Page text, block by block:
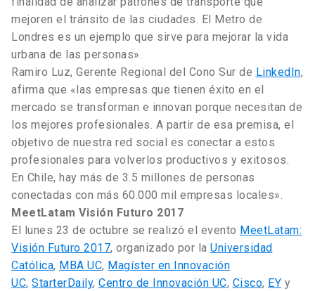
mejoren el tránsito de las ciudades. El Metro de
Londres es un ejemplo que sirve para mejorar la vida
urbana de las personas».
Ramiro Luz, Gerente Regional del Cono Sur de LinkedIn,
afirma que «las empresas que tienen éxito en el
mercado se transforman e innovan porque necesitan de
los mejores profesionales. A partir de esa premisa, el
objetivo de nuestra red social es conectar a estos
profesionales para volverlos productivos y exitosos.
En Chile, hay más de 3.5 millones de personas
conectadas con más 60.000 mil empresas locales».
MeetLatam Visión Futuro 2017
El lunes 23 de octubre se realizó el evento MeetLatam:
Visión Futuro 2017, organizado por la Universidad
Católica, MBA UC, Magíster en Innovación
UC, StarterDaily, Centro de Innovación UC, Cisco, EY y